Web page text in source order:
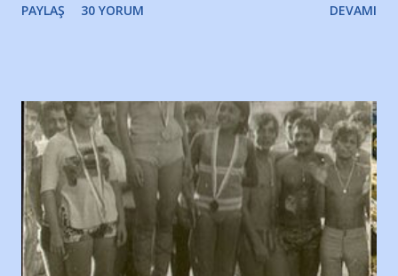
irkildim.. "Bursasporlu taraftarlar, İstanbul takımlarının
ve ürünlerini Bursa şehrinde görmek istemediklerini bir
protesto eylemiyle açıkladıklarını bildiriyordu.. Bu grup
adına açıklama yapan şahsı muhterem(!) ''Açık ve net olarak
söylüyoruz. Bu son uyarımızdır. Bunun yanısıra, bu takımlara
ait tanıtıcı ilanların asılmasına izin veren Bursa Büyükşehir
Belediyesi ile mağazaların bulunduğu alışveriş merkezlerini
de kınıyoruz'' diye de eklemiş .. Blogumuzda okuduğum bu
PAYLAŞ 30 YORUM DEVAMI